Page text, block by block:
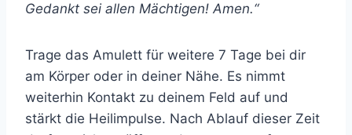
Gedankt sei allen Mächtigen! Amen.“
Trage das Amulett für weitere 7 Tage bei dir
am Körper oder in deiner Nähe. Es nimmt
weiterhin Kontakt zu deinem Feld auf und
stärkt die Heilimpulse. Nach Ablauf dieser Zeit